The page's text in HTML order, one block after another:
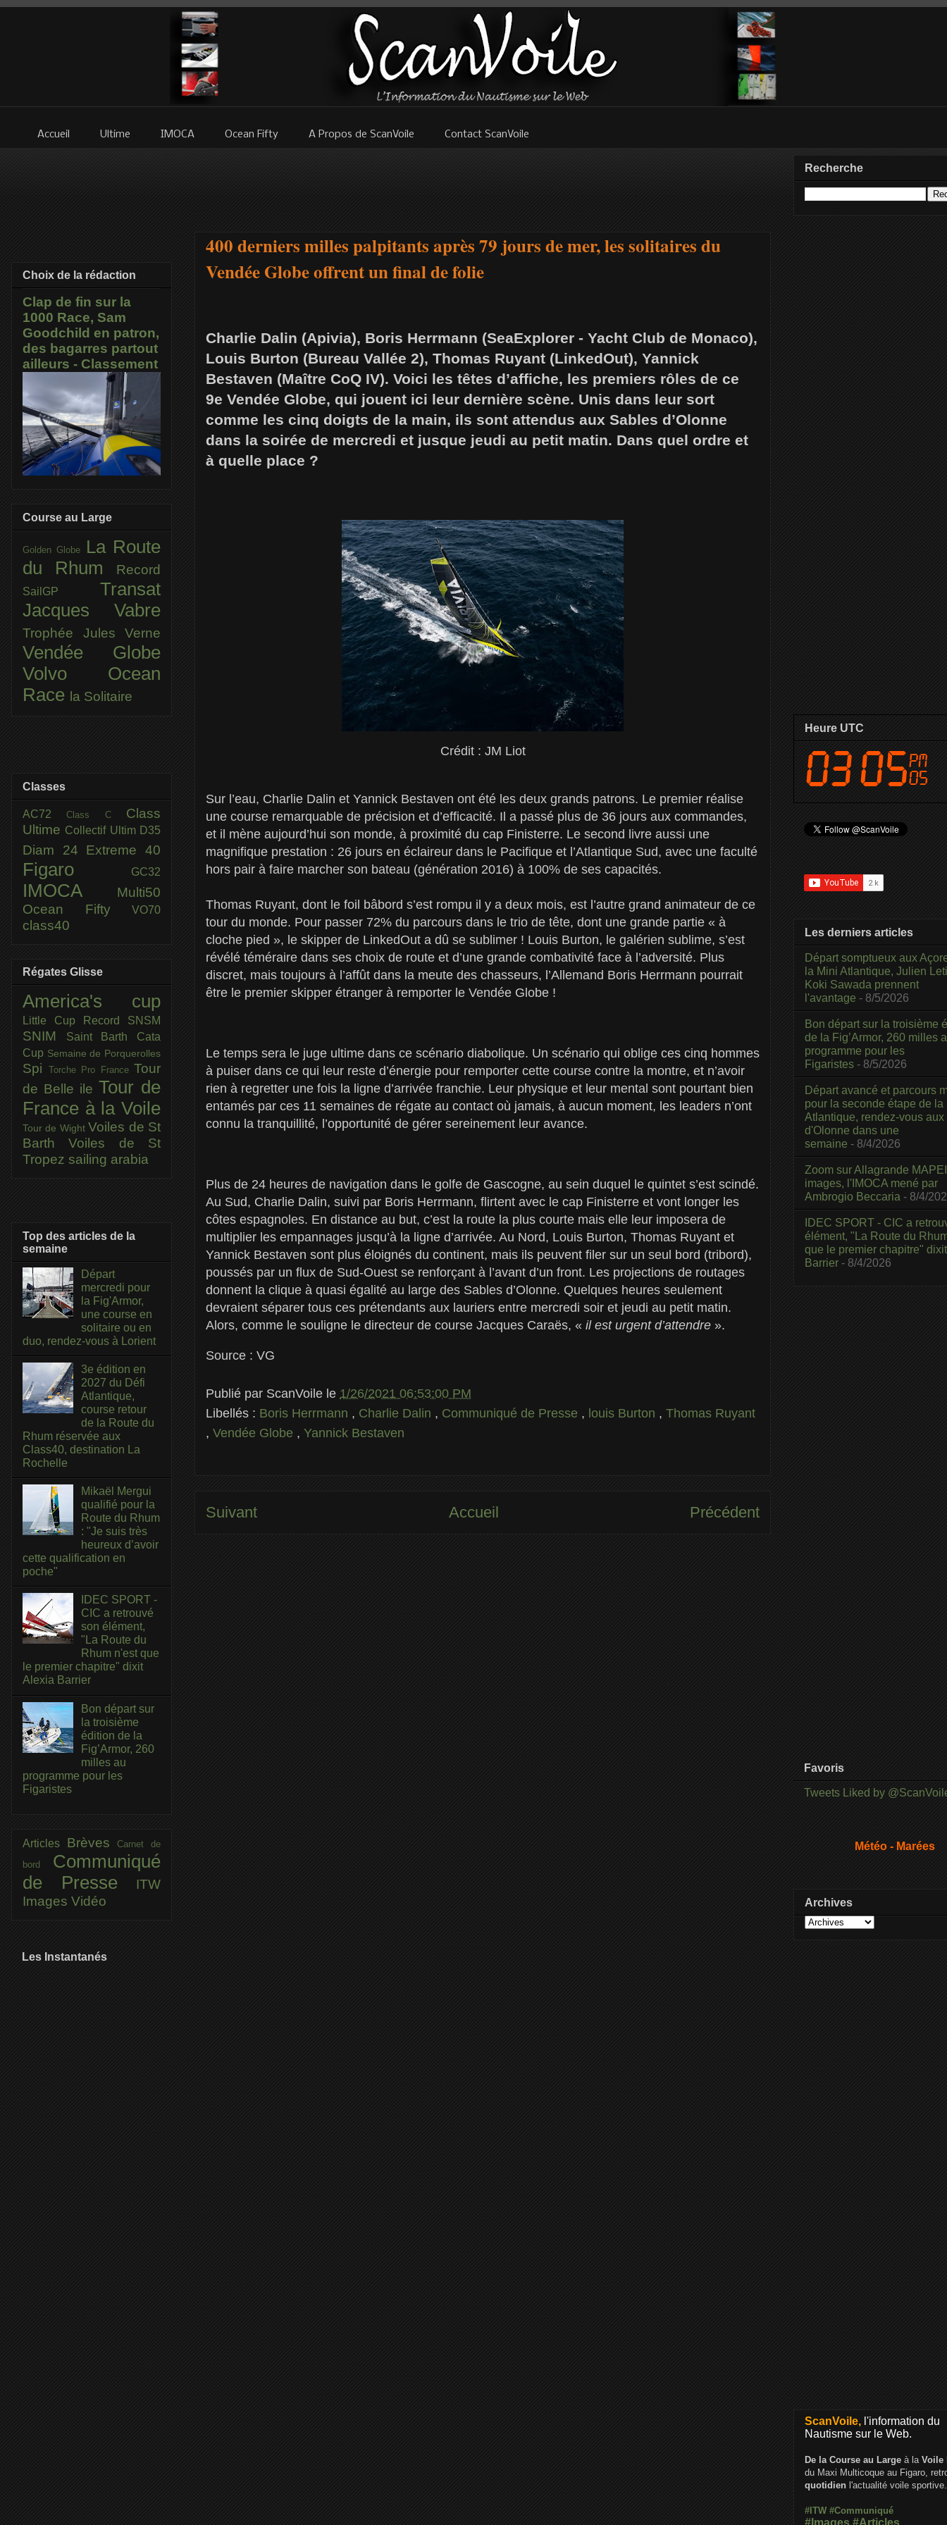
Accueil Ultime IMOCA Ocean Fifty A Propos de ScanVoile Contact ScanVoile
400 derniers milles palpitants après 79 jours de mer, les solitaires du
Vendée Globe offrent un final de folie
Charlie Dalin (Apivia), Boris Herrmann (SeaExplorer - Yacht Club de Monaco),
Louis Burton (Bureau Vallée 2), Thomas Ruyant (LinkedOut), Yannick
Bestaven (Maître CoQ IV). Voici les têtes d’affiche, les premiers rôles de ce
9e Vendée Globe, qui jouent ici leur dernière scène. Unis dans leur sort
comme les cinq doigts de la main, ils sont attendus aux Sables d’Olonne
dans la soirée de mercredi et jusque jeudi au petit matin. Dans quel ordre et
à quelle place ?
Crédit : JM Liot
Sur l’eau, Charlie Dalin et Yannick Bestaven ont été les deux grands patrons. Le premier réalise
une course remarquable de précision et d’efficacité. Il a passé plus de 36 jours aux commandes,
et il mène aujourd’hui son monde, à proximité du cap Finisterre. Le second livre aussi une
magnifique prestation : 26 jours en éclaireur dans le Pacifique et l’Atlantique Sud, avec une faculté
hors pair à faire marcher son bateau (génération 2016) à 100% de ses capacités.
Thomas Ruyant, dont le foil bâbord s’est rompu il y a deux mois, est l’autre grand animateur de ce
tour du monde. Pour passer 72% du parcours dans le trio de tête, dont une grande partie « à
cloche pied », le skipper de LinkedOut a dû se sublimer ! Louis Burton, le galérien sublime, s’est
révélé téméraire dans ses choix de route et d’une grande combativité face à l’adversité. Plus
discret, mais toujours à l’affût dans la meute des chasseurs, l’Allemand Boris Herrmann pourrait
être le premier skipper étranger à remporter le Vendée Globe !
Le temps sera le juge ultime dans ce scénario diabolique. Un scénario qui oblige ces cinq hommes
à puiser dans ce qui leur reste d’énergie pour remporter cette course contre la montre, et n’avoir
rien à regretter une fois la ligne d’arrivée franchie. Leur physique et leur mental sont pourtant bien
entamés par ces 11 semaines de régate au contact où jamais, à aucun moment, les leaders n’ont
connu la tranquillité, l’opportunité de gérer sereinement leur avance.
Plus de 24 heures de navigation dans le golfe de Gascogne, au sein duquel le quintet s’est scindé.
Au Sud, Charlie Dalin, suivi par Boris Herrmann, flirtent avec le cap Finisterre et vont longer les
côtes espagnoles. En distance au but, c’est la route la plus courte mais elle leur imposera de
multiplier les empannages jusqu’à la ligne d’arrivée. Au Nord, Louis Burton, Thomas Ruyant et
Yannick Bestaven sont plus éloignés du continent, mais ils peuvent filer sur un seul bord (tribord),
poussés par un flux de Sud-Ouest se renforçant à l’avant d’un front. Les projections de routages
donnent la clique à quasi égalité au large des Sables d’Olonne. Quelques heures seulement
devraient séparer tous ces prétendants aux lauriers entre mercredi soir et jeudi au petit matin.
Alors, comme le souligne le directeur de course Jacques Caraës, « il est urgent d’attendre ».
Source : VG
Publié par ScanVoile le 1/26/2021 06:53:00 PM
Libellés : Boris Herrmann , Charlie Dalin , Communiqué de Presse , louis Burton , Thomas Ruyant
, Vendée Globe , Yannick Bestaven
Suivant Précédent
Accueil
Choix de la rédaction
Clap de fin sur la
1000 Race, Sam
Goodchild en patron,
des bagarres partout
ailleurs - Classement
Course au Large
Golden Globe
La Route
du Rhum
Record
SailGP Transat
Jacques Vabre
Trophée Jules Verne
Vendée Globe
Volvo Ocean
Race la Solitaire
Classes
AC72Class C Class
Ultime Collectif Ultim D35
Diam 24 Extreme 40
Figaro GC32
IMOCA
Multi50
Ocean Fifty
VO70
class40
Régates Glisse
America's cup
Little Cup Record SNSM
SNIM
Saint Barth Cata
Cup Semaine de Porquerolles
Spi Torche Pro France Tour
de Belle ile Tour de
France à la Voile
Tour de Wight Voiles de St
BarthVoiles de St
Tropez sailing arabia
Top des articles de la
semaine
Départ
mercredi pour
la Fig'Armor,
une course en
solitaire ou en
duo, rendez-vous à Lorient
3e édition en
2027 du Défi
Atlantique,
course retour
de la Route du
Rhum réservée aux
Class40, destination La
Rochelle
Mikaël Mergui
qualifié pour la
Route du Rhum
: "Je suis très
heureux d’avoir
cette qualification en
poche"
IDEC SPORT -
CIC a retrouvé
son élément,
"La Route du
Rhum n'est que
le premier chapitre" dixit
Alexia Barrier
Bon départ sur
la troisième
édition de la
Fig’Armor, 260
milles au
programme pour les
Figaristes
Articles BrèvesCarnet de
bord Communiqué
de Presse
ITW
Images Vidéo
Les Instantanés
Recherche
Heure UTC
Les derniers articles
Départ somptueux aux
la Mini Atlantique, Julien
Koki Sawada prennent
l'avantage - 8/5/2026
Bon départ sur la troisième
de la Fig’Armor, 260 milles
programme pour les
Figaristes - 8/5/2026
Départ avancé et parcours
pour la seconde étape de la
Atlantique, rendez-vous
d'Olonne dans une
semaine - 8/4/2026
Zoom sur Allagrande
images, l'IMOCA mené par
Ambrogio Beccaria - 8/4/
IDEC SPORT - CIC a
élément, "La Route du
que le premier chapitre"
Barrier - 8/4/2026
Favoris
Tweets Liked by
Météo - Marées
Archives
ScanVoile, l'information du
Nautisme sur le Web.
De la Course au Large à la Voile
du Maxi Multicoque au Figaro,
quotidien l'actualité voile sportive.
#ITW #Communiqué
#Images #Articles